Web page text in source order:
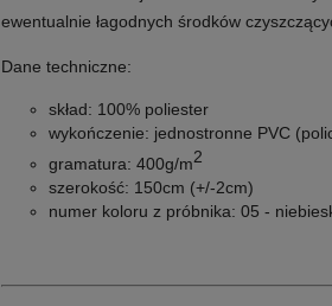
ewentualnie łagodnych środków
Dane techniczne:
skład: 100% poliester
wykończenie: jednostronne PVC
gramatura: 400g/m2
szerokość: 150cm (+/-2cm)
numer koloru z próbnika: 05 -